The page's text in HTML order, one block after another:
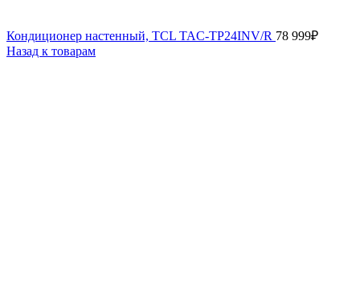
Кондиционер настенный, TCL TAC-TP24INV/R 78 999₽
Назад к товарам